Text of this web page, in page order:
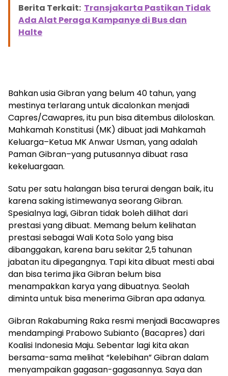
Berita Terkait: Transjakarta Pastikan Tidak
Ada Alat Peraga Kampanye di Bus dan
Halte
Bahkan usia Gibran yang belum 40 tahun, yang
mestinya terlarang untuk dicalonkan menjadi
Capres/Cawapres, itu pun bisa ditembus diloloskan.
Mahkamah Konstitusi (MK) dibuat jadi Mahkamah
Keluarga–Ketua MK Anwar Usman, yang adalah
Paman Gibran–yang putusannya dibuat rasa
kekeluargaan.
Satu per satu halangan bisa terurai dengan baik, itu
karena saking istimewanya seorang Gibran.
Spesialnya lagi, Gibran tidak boleh dilihat dari
prestasi yang dibuat. Memang belum kelihatan
prestasi sebagai Wali Kota Solo yang bisa
dibanggakan, karena baru sekitar 2,5 tahunan
jabatan itu dipegangnya. Tapi kita dibuat mesti abai
dan bisa terima jika Gibran belum bisa
menampakkan karya yang dibuatnya. Seolah
diminta untuk bisa menerima Gibran apa adanya.
Gibran Rakabuming Raka resmi menjadi Bacawapres
mendampingi Prabowo Subianto (Bacapres) dari
Koalisi Indonesia Maju. Sebentar lagi kita akan
bersama-sama melihat “kelebihan” Gibran dalam
menyampaikan gagasan-gagasannya. Saya dan